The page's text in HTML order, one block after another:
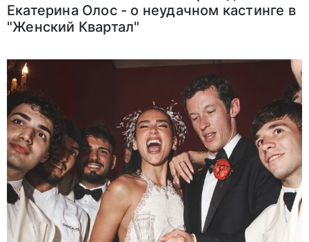
Екатерина Олос - о неудачном кастинге в
"Женский Квартал"